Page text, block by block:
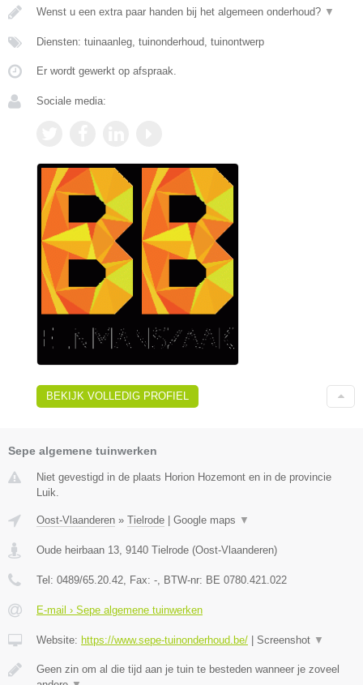
Wenst u een extra paar handen bij het algemeen onderhoud? ▼
Diensten: tuinaanleg, tuinonderhoud, tuinontwerp
Er wordt gewerkt op afspraak.
Sociale media:
BEKIJK VOLLEDIG PROFIEL
Sepe algemene tuinwerken
Niet gevestigd in de plaats Horion Hozemont en in de provincie
Luik.
Oost-Vlaanderen » Tielrode Google maps ▼
Oude heirbaan 13 9140 Tielrode (Oost-Vlaanderen)
Tel: 0489/65.20.42 , Fax: - , BTW-nr: BE 0780.421.022
E-mail › Sepe algemene tuinwerken
Website: https://www.sepe-tuinonderhoud.be/ Screenshot ▼
Geen zin om al die tijd aan je tuin te besteden wanneer je zoveel